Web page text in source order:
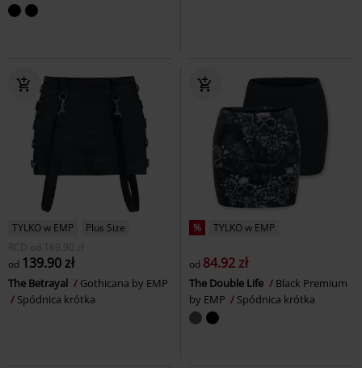
TYLKO w EMP
Plus Size
RCD
od 169.90 zł
od 139.90 zł
The Betrayal
Gothicana by EMP
Spódnica krótka
% TYLKO w EMP
od 84.92 zł
The Double Life
Black Premium
by EMP
Spódnica krótka